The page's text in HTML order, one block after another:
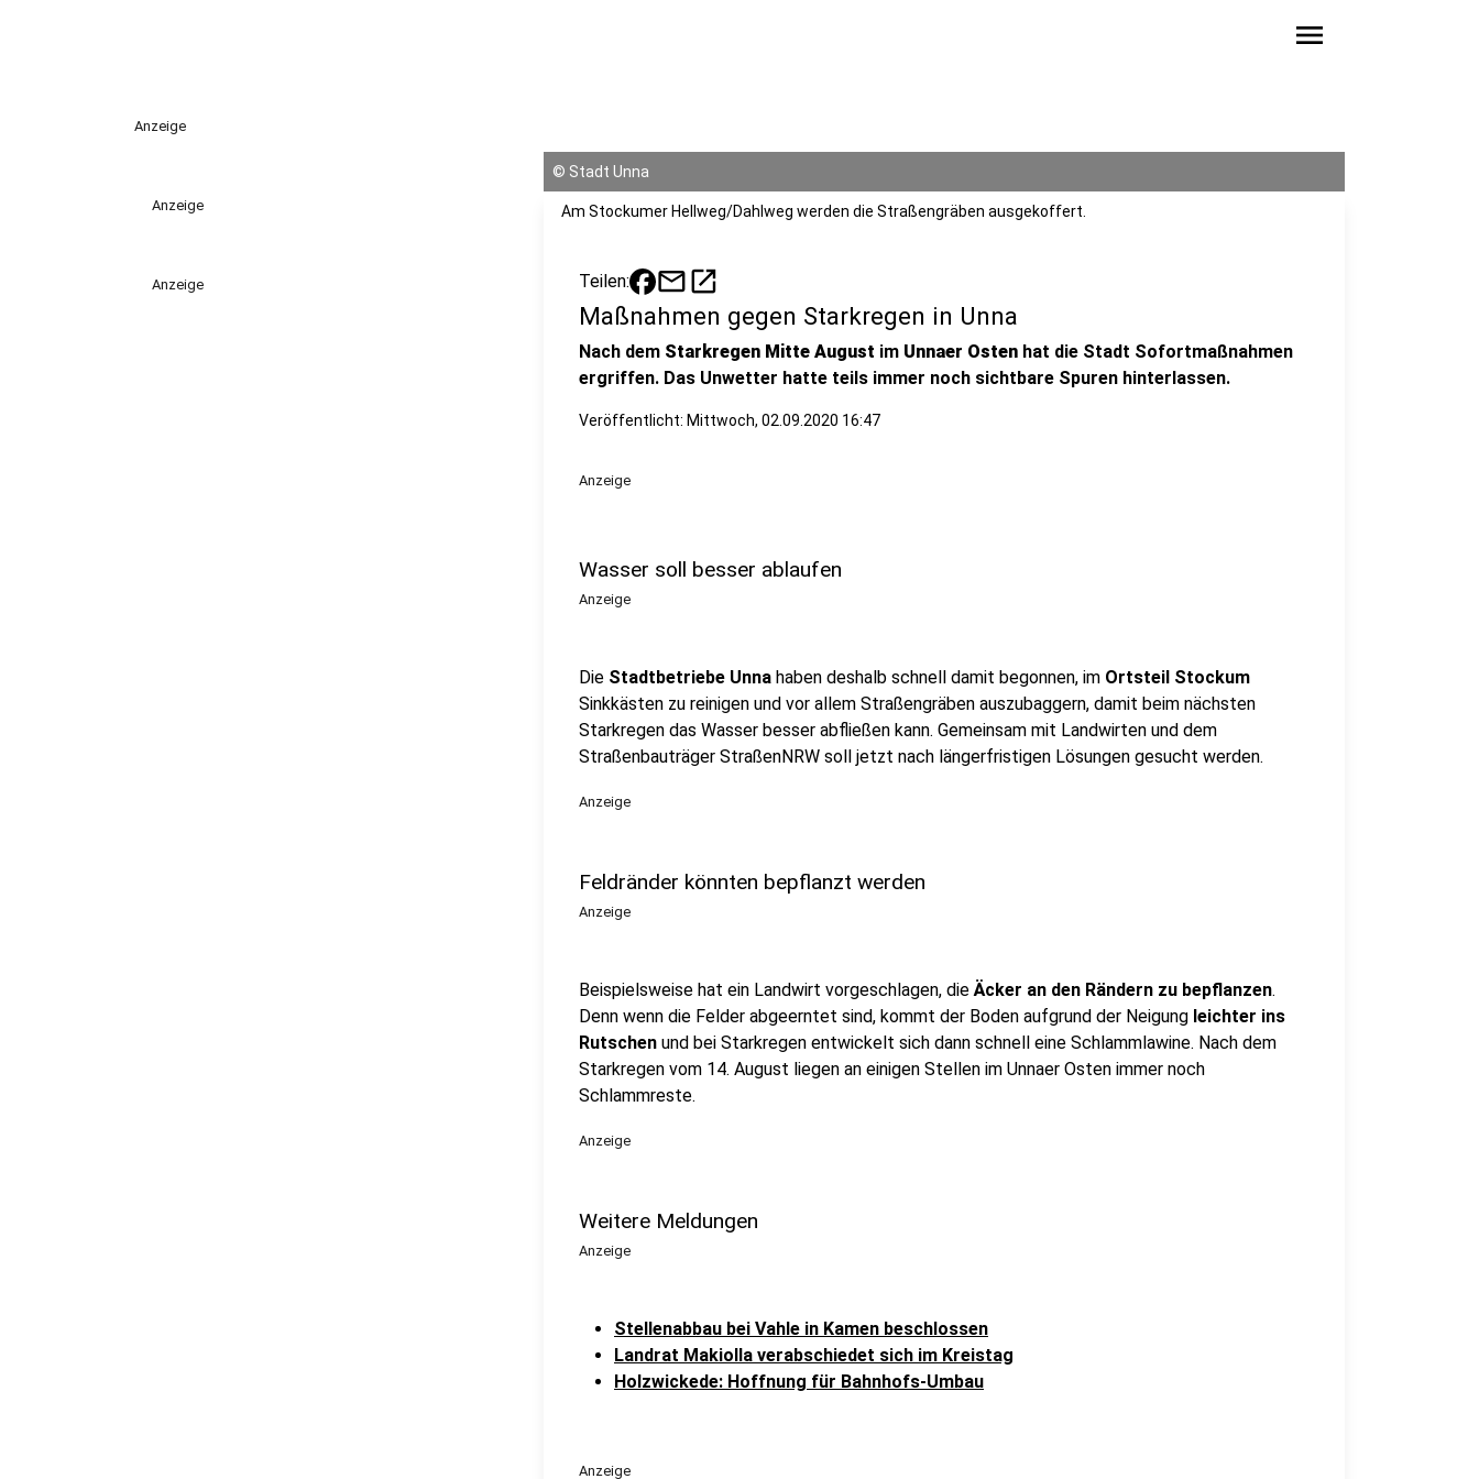
menu
Anzeige
Anzeige
Anzeige
© Stadt Unna
Am Stockumer Hellweg/Dahlweg werden die Straßengräben ausgekoffert.
Teilen: mailopen_in_new
Maßnahmen gegen Starkregen in Unna
Nach dem Starkregen Mitte August im Unnaer Osten hat die Stadt Sofortmaßnahmen
ergriffen. Das Unwetter hatte teils immer noch sichtbare Spuren hinterlassen.
Veröffentlicht: Mittwoch, 02.09.2020 16:47
Anzeige
Wasser soll besser ablaufen
Anzeige
Die Stadtbetriebe Unna haben deshalb schnell damit begonnen, im Ortsteil Stockum
Sinkkästen zu reinigen und vor allem Straßengräben auszubaggern, damit beim nächsten
Starkregen das Wasser besser abfließen kann. Gemeinsam mit Landwirten und dem
Straßenbauträger StraßenNRW soll jetzt nach längerfristigen Lösungen gesucht werden.
Anzeige
Feldränder könnten bepflanzt werden
Anzeige
Beispielsweise hat ein Landwirt vorgeschlagen, dieÄcker an den Rändern zu bepflanzen.
Denn wenn die Felder abgeerntet sind, kommt der Boden aufgrund der Neigung leichter ins
Rutschen und bei Starkregen entwickelt sich dann schnell eine Schlammlawine. Nach dem
Starkregen vom 14. August liegen an einigen Stellen im Unnaer Osten immer noch
Schlammreste.
Anzeige
Weitere Meldungen
Anzeige
Stellenabbau bei Vahle in Kamen beschlossen
Landrat Makiolla verabschiedet sich im Kreistag
Holzwickede: Hoffnung für Bahnhofs-Umbau
Anzeige